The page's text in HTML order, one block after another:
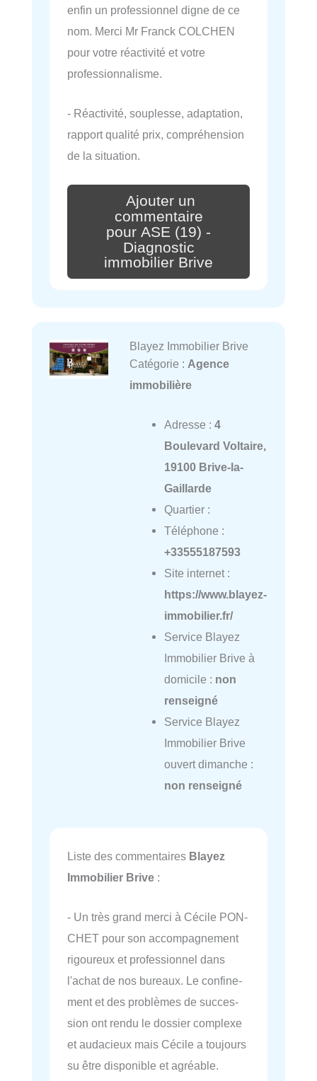
enfin un professionnel digne de ce
nom. Merci Mr Franck COLCHEN
pour votre réactivité et votre
professionnalisme.
- Réactivité, souplesse, adaptation,
rapport qualité prix, compréhension
de la situation.
Ajouter un
commentaire
pour ASE (19) -
Diagnostic
immobilier Brive
Blayez Immobilier Brive
Catégorie : Agence
immobilière
Adresse : 4
Boulevard Voltaire,
19100 Brive-la-
Gaillarde
Quartier :
Téléphone :
+33555187593
Site internet :
https://www.blayez-
immobilier.fr/
Service Blayez
Immobilier Brive à
domicile : non
renseigné
Service Blayez
Immobilier Brive
ouvert dimanche :
non renseigné
Liste des commentaires Blayez
Immobilier Brive :
- Un très grand merci à Cécile PON­
CHET pour son accom­pa­gne­ment
rigou­reux et pro­fes­sion­nel dans
l'achat de nos bureaux. Le confi­ne­
ment et des pro­blèmes de suc­ces­
sion ont rendu le dos­sier com­plexe
et auda­cieux mais Cécile a tou­jours
su être dis­po­nible et agréable.